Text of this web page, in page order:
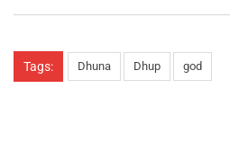
Tags: Dhuna Dhup god